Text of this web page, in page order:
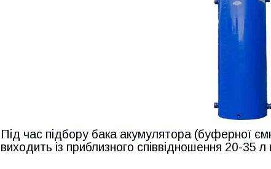
Під час підбору бака акумулятора (буферної
виходить із приблизного співвідношення 20-35